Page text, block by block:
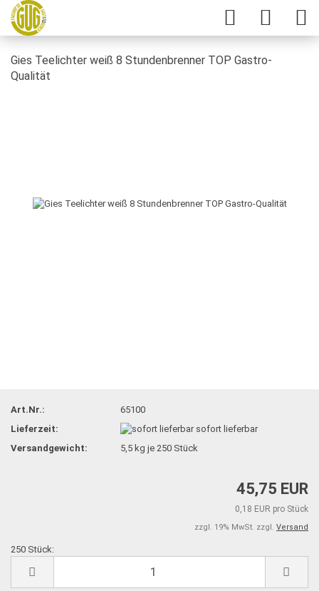
Gies Teelichter weiß 8 Stundenbrenner TOP Gastro-
Qualität
Art.Nr.:
65100
Lieferzeit:
sofort lieferbar
Versandgewicht:
5,5 kg je 250 Stück
45,75 EUR
0,18 EUR pro Stück
zzgl. 19% MwSt. zzgl. Versand
250 Stück:
Stück